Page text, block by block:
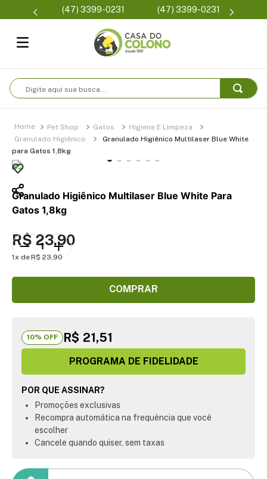
(47) 3399-0231
Parcelamento em até 6x
sem juros
Condições de
Digite aqui sua busca...
Pet Shop Gatos
Higiene E Limpeza
Granulado Higiênico
Granulado Higiênico Multilaser Blue White
para Gatos 1,8kg
Granulado Higiênico Multilaser Blue White Para
Gatos 1,8kg
R$23,90
1 R$ 23,90
COMPRAR
10% OFF R$ 21,51
PROGRAMA DE FIDELIDADE
POR QUE ASSINAR?
Promoções exclusivas
Recompra automática na frequência que você
escolher
Cancele quando quiser, sem taxas